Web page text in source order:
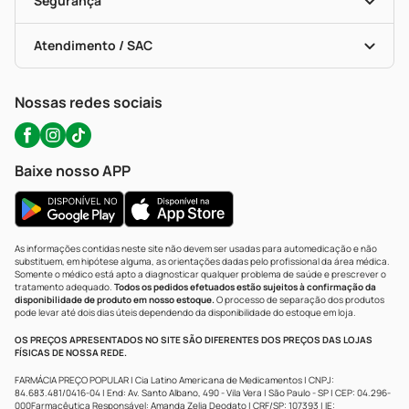
Troca E Devolução
Bulas De A A Z
Políticas De Marketplace
Testes Rápidos
Autoteste Covid-19
Certificado De Segurança
Portal Da Privacidade
Atendimento / SAC
WhatsApp (47) 9202-1687
Nossas redes sociais
Baixe nosso APP
As informações contidas neste site não devem ser usadas para automedicação e não
substituem, em hipótese alguma, as orientações dadas pelo profissional da área médica.
Somente o médico está apto a diagnosticar qualquer problema de saúde e prescrever o
tratamento adequado. Todos os pedidos efetuados estão sujeitos à confirmação da
disponibilidade de produto em nosso estoque.O processo de separação dos produtos
pode levar até dois dias úteis dependendo da disponibilidade do estoque em loja.
OS PREÇOS APRESENTADOS NO SITE SÃO DIFERENTES DOS PREÇOS DAS LOJAS
FÍSICAS DE NOSSA REDE.
FARMÁCIA PREÇO POPULAR | Cia Latino Americana de Medicamentos | CNPJ:
84.683.481/0416-04 | End: Av. Santo Albano, 490 - Vila Vera | São Paulo - SP | CEP: 04.296-
000Farmacêutica Responsável: Amanda Zelia Deodato | CRF/SP: 107393 | IE: